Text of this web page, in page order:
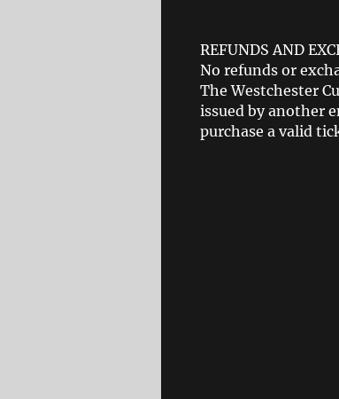
REFUNDS AND
No refunds or
The Westchester
issued by another
purchase a valid